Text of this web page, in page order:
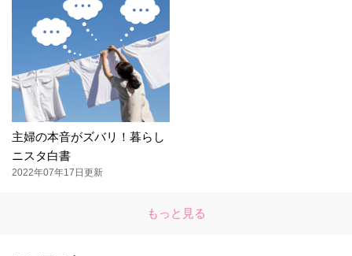
主婦の本音がズバリ！暮らし
ニスタ白書
2022年07年17日更新
もっと見る